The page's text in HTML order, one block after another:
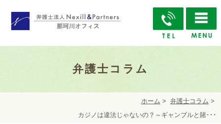
弁護士コラム
ホーム > 弁護士コラム >
カジノは違法じゃないの？～ギャンブルと賭･･･